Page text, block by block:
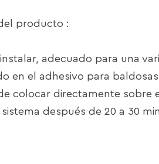
producto :
instalar, adecuado para una
en el adhesivo para
colocar directamente sobre
sistema después de 20 a 30